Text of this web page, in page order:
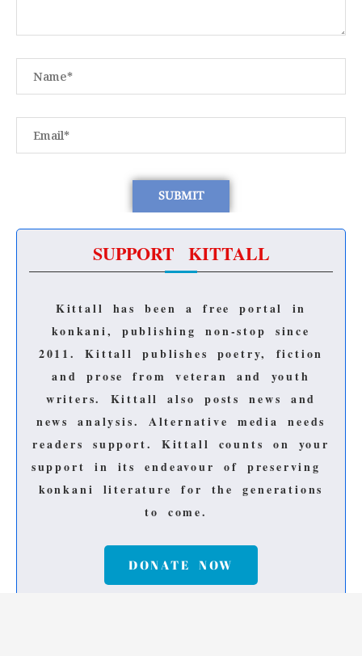
SUPPORT KITTALL
Kittall has been a free portal in
konkani, publishing non-stop since
2011.Kittall publishes poetry, fiction
and prose from veteran and youth
writers. Kittall also posts news and
news analysis. Alternative media needs
readers support. Kittall counts on your
support in its endeavour of preserving
konkani literature for the generations
to come.
DONATE NOW